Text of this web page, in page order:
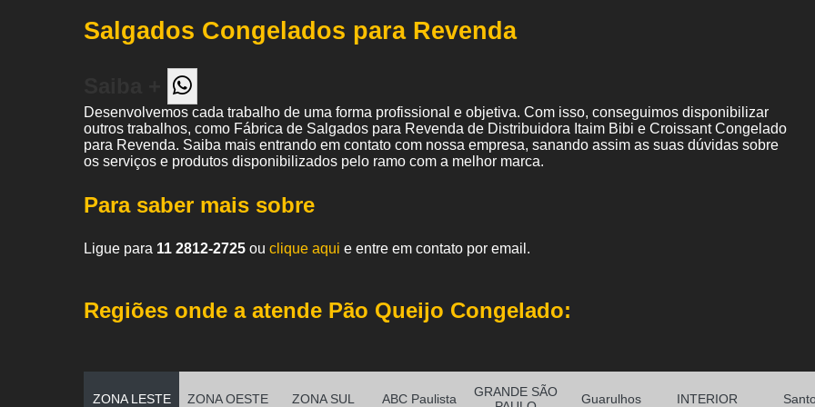
Salgados Congelados para Revenda
Desenvolvemos cada trabalho de uma forma profissional e objetiva. Com isso, conseguimos disponibilizar
outros trabalhos, como Fábrica de Salgados para Revenda de Distribuidora Itaim Bibi e Croissant Congelado
para Revenda. Saiba mais entrando em contato com nossa empresa, sanando assim as suas dúvidas sobre
os serviços e produtos disponibilizados pelo ramo com a melhor marca.
Para saber mais sobre
Ligue para 11 2812-2725 ou clique aqui e entre em contato por email.
Regiões onde a atende Pão Queijo Congelado:
ZONA LESTE ZONA OESTE ZONA SUL ABC Paulista
GRANDE SÃO
Guarulhos INTERIOR